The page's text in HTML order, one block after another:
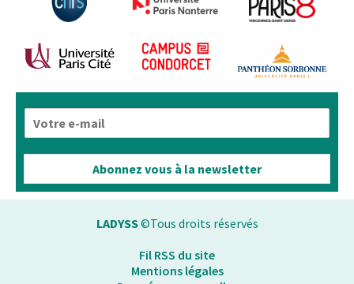
l
Abonnez vous à la newsletter
LADYSS©Tous droits réservés
Fil RSS du site
Mentions légales